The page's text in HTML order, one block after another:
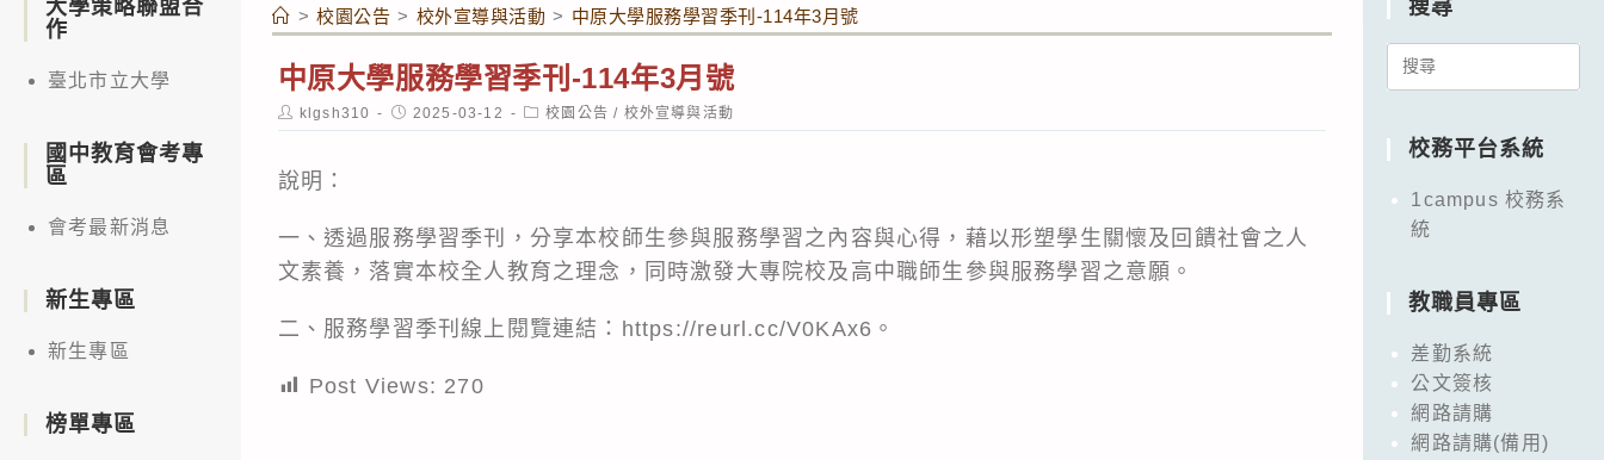
> 校園公告 > 校外宣導與活動 > 中原大學服務學習季刊-114年3月號
中原大學服務學習季刊-114年3月號
Post
author:
klgsh310
Post
published:
2025-03-12
Post
category:
校園公告 / 校外宣導與活動
說明：
一、透過服務學習季刊，分享本校師生參與服務學習之內容與心得，藉以形塑學生關懷及回饋社會之人
文素養，落實本校全人教育之理念，同時激發大專院校及高中職師生參與服務學習之意願。
二、服務學習季刊線上閱覽連結： https://reurl.cc/V0KAx6 。
Post Views: 270
大學策略聯盟合
作
臺北市立大學
國中教育會考專
區
會考最新消息
新生專區
新生專區
榜單專區
搜尋
Search
校務平台系統
1campus 校務系
統
教職員專區
差勤系統
公文簽核
網路請購
網路請購(備用)